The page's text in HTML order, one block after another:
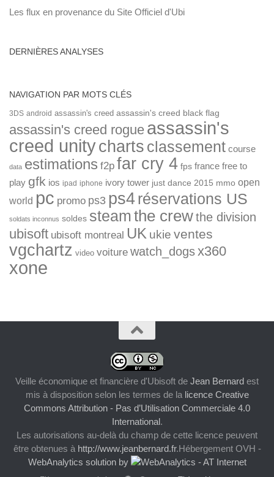
Les flux en provenance du Site Officiel d'Ubi
DERNIÈRES ANALYSES
NAVIGATION PAR MOTS CLÉS
3DS android assassin's creed assassin's creed black flag
assassin's creed rogue assassin's
creed unitycharts classement course
data estimations f2p far cry 4 fps france free to
play gfk ios ipad iphone ivory tower just dance 2015 mmo open
world pc promo ps3 ps4réservations US
soldats inconnus soldes steamthe crewthe division
ubisoft ubisoft montreal UK ukie ventes
vgchartz video voiture watch_dogsx360
xone
Veille économique et financière d'Ubisoft de Jean Bernard est
mis à disposition selon les termes de la licence Creative
Commons Attribution - Pas d’Utilisation Commerciale 4.0
International.
Les autorisations au-delà du champ de cette licence peuvent
être obtenues à http://www.jeanbernard.fr.Hébergement OVH -
WebAnalytics solution by